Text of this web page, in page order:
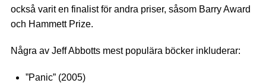
också varit en finalist för andra priser, såsom Barry Award
och Hammett Prize.
Några av Jeff Abbotts mest populära böcker inkluderar:
”Panic” (2005)